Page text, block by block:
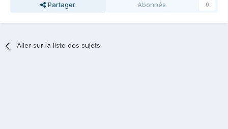
Partager Abonnés 0
Aller sur la liste des sujets